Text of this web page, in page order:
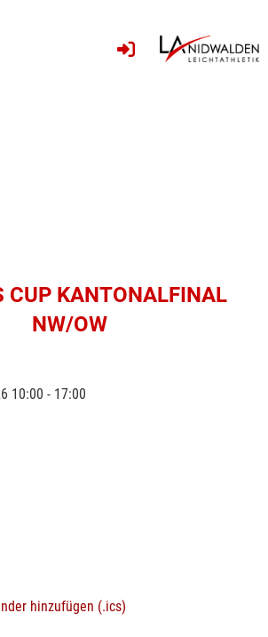
CUP KANTONALFINAL
NW/OW
10:00 - 17:00
hinzufügen (.ics)